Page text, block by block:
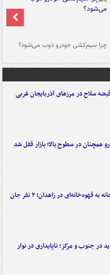
چرا سیم‌کشی خودرو ذوب می‌شود؟
همچنان در سطوح بالا؛ بازار قفل شد
حمله مسلحانه به قهوه‌خانه‌ای در زاهدان؛ ۲ نفر جان
در جنوب و مرکز؛ ناپایداری در نوار